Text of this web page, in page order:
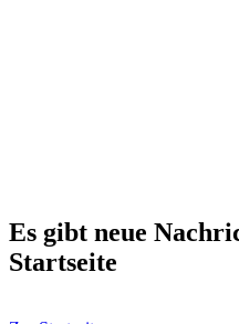
Es gibt neue
Startseite